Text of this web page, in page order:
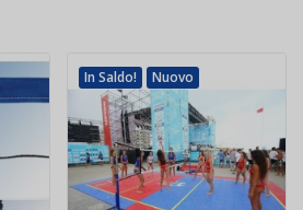
In Saldo! Nuovo